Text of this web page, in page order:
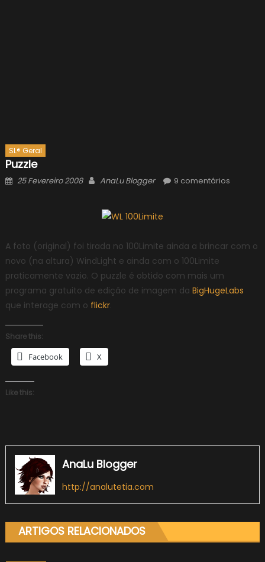
SL® Geral
Puzzle
Posted
25 Fevereiro 2008 Author
AnaLu Blogger 9 comentários
A foto (original) foi tirada no 100Limite ainda a brincar com o
novo (na altura) WindLight e ainda com o 100Limite
praticamente vazio. O puzzle é obtido com mais um
programa gratuito de edição de imagem da BigHugeLabs
que interage com o flickr.
Share this:
Facebook X
Like this:
AnaLu Blogger
http://analutetia.com
ARTIGOS RELACIONADOS